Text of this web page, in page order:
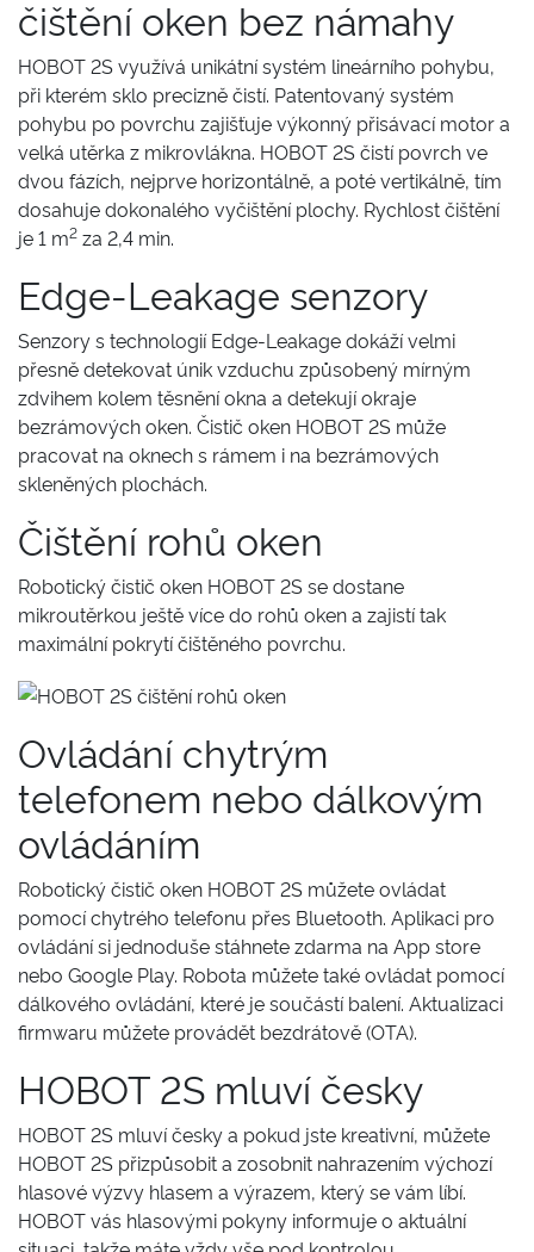
čištění oken bez námahy
HOBOT 2S využívá unikátní systém lineárního pohybu,
při kterém sklo precizně čistí. Patentovaný systém
pohybu po povrchu zajišťuje výkonný přisávací motor a
velká utěrka z mikrovlákna. HOBOT 2S čistí povrch ve
dvou fázích, nejprve horizontálně, a poté vertikálně, tím
dosahuje dokonalého vyčištění plochy. Rychlost čištění
je 1 m2 za 2,4 min.
Edge-Leakage senzory
Senzory s technologií Edge-Leakage dokáží velmi
přesně detekovat únik vzduchu způsobený mírným
zdvihem kolem těsnění okna a detekují okraje
bezrámových oken. Čistič oken HOBOT 2S může
pracovat na oknech s rámem i na bezrámových
skleněných plochách.
Čištění rohů oken
Robotický čistič oken HOBOT 2S se dostane
mikroutěrkou ještě více do rohů oken a zajistí tak
maximální pokrytí čištěného povrchu.
Ovládání chytrým
telefonem nebo dálkovým
ovládáním
Robotický čistič oken HOBOT 2S můžete ovládat
pomocí chytrého telefonu přes Bluetooth. Aplikaci pro
ovládání si jednoduše stáhnete zdarma na App store
nebo Google Play. Robota můžete také ovládat pomocí
dálkového ovládání, které je součástí balení. Aktualizaci
firmwaru můžete provádět bezdrátově (OTA).
HOBOT 2S mluví česky
HOBOT 2S mluví česky a pokud jste kreativní, můžete
HOBOT 2S přizpůsobit a zosobnit nahrazením výchozí
hlasové výzvy hlasem a výrazem, který se vám líbí.
HOBOT vás hlasovými pokyny informuje o aktuální